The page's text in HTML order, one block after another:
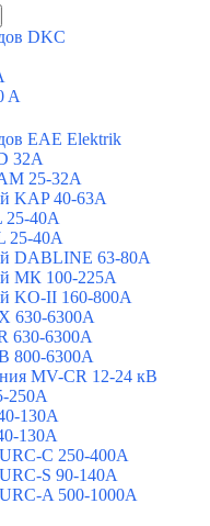
DKC
A
EAE Elektrik
32A
25-32А
KAP 40-63A
25-40А
25-40А
DABLINE 63-80A
МК 100-225А
KO-II 160-800А
630-6300А
630-6300А
800-6300А
MV-CR 12-24 кВ
250A
130A
130A
C 250-400A
S 90-140A
A 500-1000A